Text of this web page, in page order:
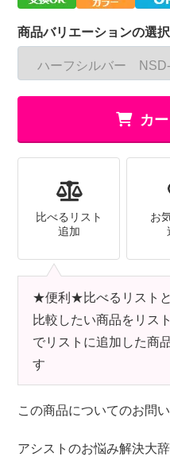
商品バリエーションの選択
カ
比べるリスト
追加
お
★便利★比べるリスト
比較したい商品をリス
でリストに追加した商
す
この商品についてのお問
アシストのお悩み解決大